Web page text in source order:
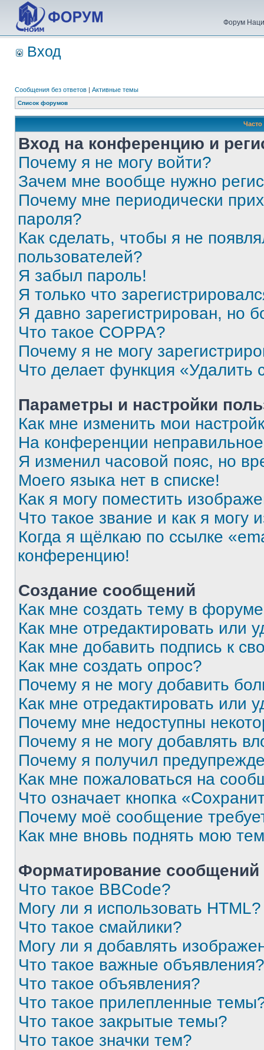
Форум
Вход
Сообщения без ответов | Активные темы
Список форумов
Вход на конференцию и
Почему я не могу войти?
Зачем мне вообще нужно
Почему мне периодически
пароля?
Как сделать, чтобы я не
пользователей?
Я забыл пароль!
Я только что
Я давно зарегистрирован, но
Что такое COPPA?
Почему я не могу
Что делает функция «Удалить
Параметры и настройки
Как мне изменить мои
На конференции
Я изменил часовой пояс, но
Моего языка нет в списке!
Как я могу поместить
Что такое звание и как я могу
Когда я щёлкаю по ссылке
конференцию!
Создание сообщений
Как мне создать тему в
Как мне отредактировать или
Как мне добавить подпись к
Как мне создать опрос?
Почему я не могу добавить
Как мне отредактировать или
Почему мне недоступны
Почему я не могу добавлять
Почему я получил
Как мне пожаловаться на
Что означает кнопка
Почему моё сообщение
Как мне вновь поднять мою
Форматирование
Что такое BBCode?
Могу ли я использовать HTML?
Что такое смайлики?
Могу ли я добавлять
Что такое важные объявления?
Что такое объявления?
Что такое прилепленные
Что такое закрытые темы?
Что такое значки тем?